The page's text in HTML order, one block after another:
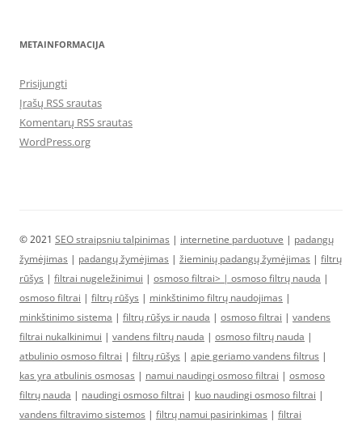
METAINFORMACIJA
Prisijungti
Įrašų RSS srautas
Komentarų RSS srautas
WordPress.org
© 2021 SEO straipsniu talpinimas | internetine parduotuve | padangų
žymėjimas | padangų žymėjimas | žieminių padangų žymėjimas | filtrų
rūšys | filtrai nugeležinimui | osmoso filtrai> | osmoso filtrų nauda |
osmoso filtrai | filtrų rūšys | minkštinimo filtrų naudojimas |
minkštinimo sistema | filtrų rūšys ir nauda | osmoso filtrai | vandens
filtrai nukalkinimui | vandens filtrų nauda | osmoso filtrų nauda |
atbulinio osmoso filtrai | filtrų rūšys | apie geriamo vandens filtrus |
kas yra atbulinis osmosas | namui naudingi osmoso filtrai | osmoso
filtrų nauda | naudingi osmoso filtrai | kuo naudingi osmoso filtrai |
vandens filtravimo sistemos | filtrų namui pasirinkimas | filtrai